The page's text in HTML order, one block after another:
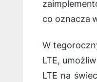
co oznacza
W
LTE,
LTE na